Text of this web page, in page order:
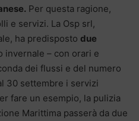
Per questa ragione,
e servizi. La Osp srl,
ha predisposto due
invernale – con orari e
dei flussi e del numero
30 settembre i servizi
fare un esempio, la pulizia
Marittima passerà da due